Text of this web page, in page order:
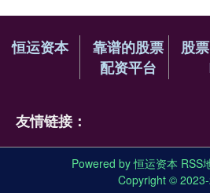
恒运资本
靠谱的股票
配资平台
股
友情链接：
Powered by恒运资本 RSS
Copyright ©